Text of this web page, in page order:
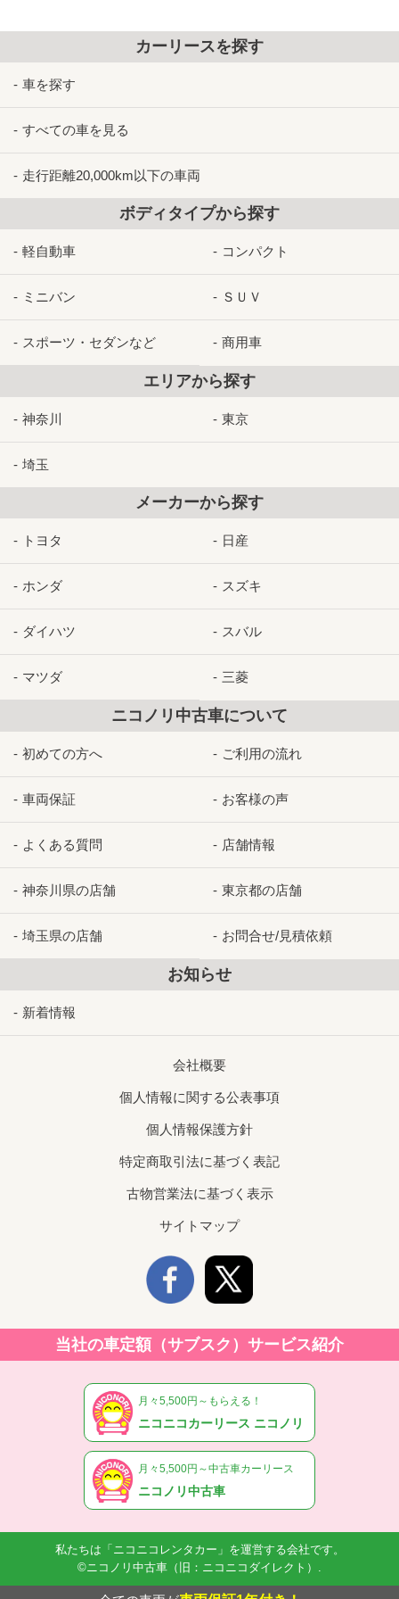
カーリースを探す
車を探す
すべての車を見る
走行距離20,000km以下の車両
ボディタイプから探す
軽自動車 コンパクト
ミニバン ＳＵＶ
スポーツ・セダンなど 商用車
エリアから探す
神奈川 東京
埼玉
メーカーから探す
トヨタ 日産
ホンダ スズキ
ダイハツ スバル
マツダ 三菱
ニコノリ中古車について
初めての方へ ご利用の流れ
車両保証 お客様の声
よくある質問 店舗情報
神奈川県の店舗 東京都の店舗
埼玉県の店舗 お問合せ/見積依頼
お知らせ
新着情報
会社概要
個人情報に関する公表事項
個人情報保護方針
特定商取引法に基づく表記
古物営業法に基づく表示
サイトマップ
当社の車定額（サブスク）サービス紹介
月々5,500円～もらえる！
ニコニコカーリース ニコノリ
月々5,500円～中古車カーリース
ニコノリ中古車
私たちは「ニコニコレンタカー」を運営する会社です。
©ニコノリ中古車（旧：ニコニコダイレクト）.